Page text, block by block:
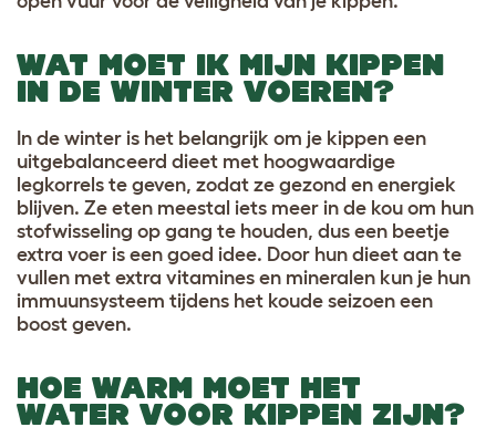
WAT MOET IK MIJN KIPPEN
IN DE WINTER VOEREN?
In de winter is het belangrijk om je kippen een
uitgebalanceerd dieet met hoogwaardige
legkorrels te geven, zodat ze gezond en energiek
blijven. Ze eten meestal iets meer in de kou om hun
stofwisseling op gang te houden, dus een beetje
extra voer is een goed idee. Door hun dieet aan te
vullen met extra vitamines en mineralen kun je hun
immuunsysteem tijdens het koude seizoen een
boost geven.
HOE WARM MOET HET
WATER VOOR KIPPEN ZIJN?